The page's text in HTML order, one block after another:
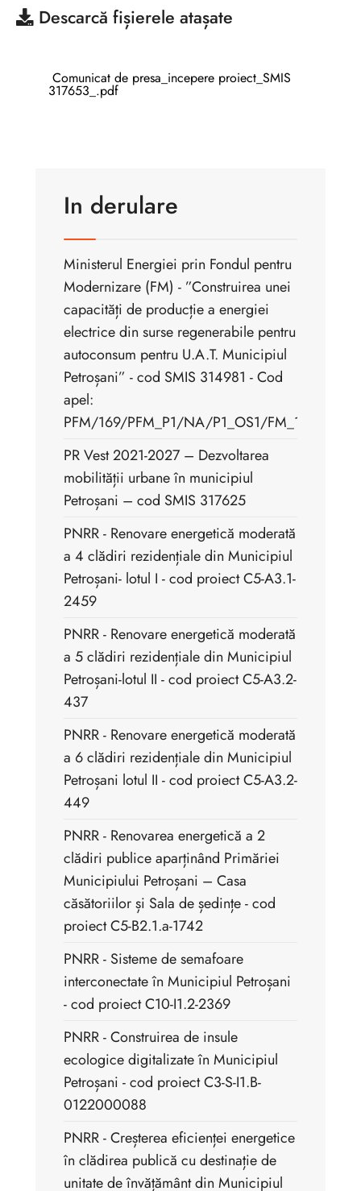
Descarcă fișierele atașate
Comunicat de presa_incepere proiect_SMIS
317653_.pdf
In derulare
Ministerul Energiei prin Fondul pentru
Modernizare (FM) - ”Construirea unei
capacități de producție a energiei
electrice din surse regenerabile pentru
autoconsum pentru U.A.T. Municipiul
Petroșani” - cod SMIS 314981 - Cod
apel:
PFM/169/PFM_P1/NA/P1_OS1/FM_1.1
PR Vest 2021-2027 – Dezvoltarea
mobilității urbane în municipiul
Petroșani – cod SMIS 317625
PNRR - Renovare energetică moderată
a 4 clădiri rezidențiale din Municipiul
Petroșani- lotul I - cod proiect C5-A3.1-
2459
PNRR - Renovare energetică moderată
a 5 clădiri rezidențiale din Municipiul
Petroșani-lotul II - cod proiect C5-A3.2-
437
PNRR - Renovare energetică moderată
a 6 clădiri rezidențiale din Municipiul
Petroșani lotul II - cod proiect C5-A3.2-
449
PNRR - Renovarea energetică a 2
clădiri publice aparținând Primăriei
Municipiului Petroșani – Casa
căsătoriilor și Sala de ședințe - cod
proiect C5-B2.1.a-1742
PNRR - Sisteme de semafoare
interconectate în Municipiul Petroșani
- cod proiect C10-I1.2-2369
PNRR - Construirea de insule
ecologice digitalizate în Municipiul
Petroșani - cod proiect C3-S-I1.B-
0122000088
PNRR - Creșterea eficienței energetice
în clădirea publică cu destinație de
unitate de învățământ din Municipiul